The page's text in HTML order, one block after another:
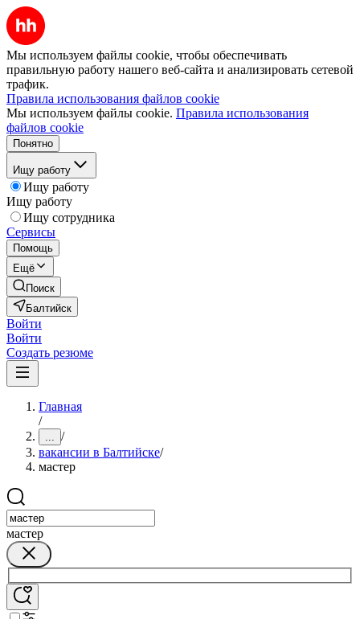
Мы используем файлы cookie, чтобы обеспечивать
правильную работу нашего веб-сайта и анализировать сетевой
трафик.
Правила использования файлов cookie
Мы используем файлы cookie. Правила использования
файлов cookie
Понятно
Ищу работу
Ищу работу
Ищу работу
Ищу сотрудника
Сервисы
Помощь
Ещё
Поиск
Балтийск
Войти
Войти
Создать резюме
Главная
/
... /
вакансии в Балтийске/
мастер
мастер